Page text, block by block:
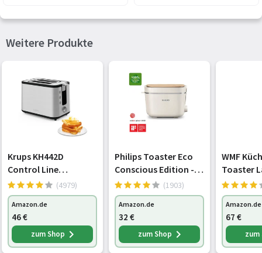
Weitere Produkte
Krups KH442D
Control Line
Premium Toaster,
Edelstahl, 2 kurze
Schlitze für 2
Scheiben,
Brötchenaufsatz, 6
Bräunungsgrade, 850
(4979)
Amazon.de
46€
zum Shop
Philips Toaster Eco
Conscious Edition - 2
Toastschlitze, 8
Stufen,
Brötchenaufsatz,
Auftaufunktion,
hergestellt aus
Altspeiseöl,
(1903)
Amazon.de
32 €
zum Shop
WMF
Toaster
mit
Funktion,
mit 7
Amazon.de
67 €